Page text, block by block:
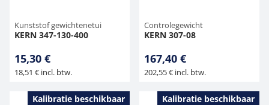
Kunststof gewichtenetui
KERN 347-130-400
15,30 €
18,51 € incl. btw.
Controlegewicht
KERN 307-08
167,40 €
202,55 € incl. btw.
Kalibratie beschikbaar Kalibratie beschikbaar